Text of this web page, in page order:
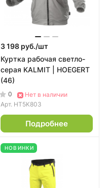
3 198 руб./шт
Куртка рабочая светло-
серая KALMIT | HOEGERT
(46)
0
Нет в наличии
Арт. HT5K803
Подробнее
НОВИНКИ